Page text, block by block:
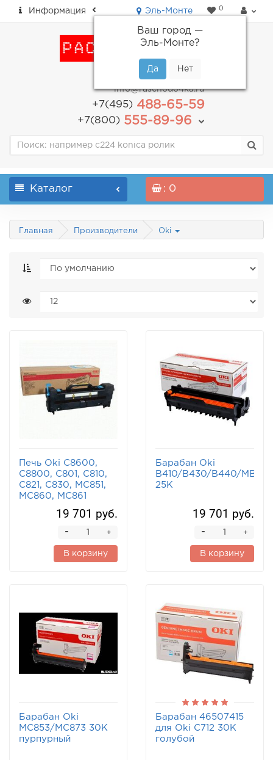
Информация Эль-Монте
Ваш город —
Эль-Монте?
0
пн-пт: с 9.00 до 18.00
info@raschodo4ka.ru
+7(495)488-65-59
+7(800)555-89-96
Каталог : 0
Главная Производители Oki
Печь Oki C8600,
C8800, C801, C810,
C821, C830, MC851,
MC860, MC861
19 701 руб.
+
-
В корзину
Барабан Oki
B410/B430/B440/
25K
19 701 руб.
+
-
В корзину
Барабан Oki
MC853/MC873 30K
пурпурный
Барабан 46507415
для Oki C712 30K
голубой